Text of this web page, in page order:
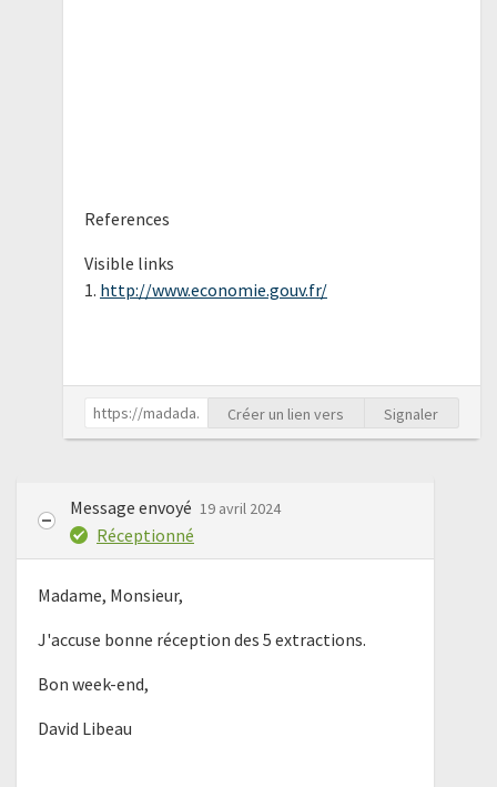
References
Visible links
1. http://www.economie.gouv.fr/
Créer un lien vers Signaler
Message envoyé 19 avril 2024
Réceptionné
Madame, Monsieur,
J'accuse bonne réception des 5 extractions.
Bon week-end,
David Libeau